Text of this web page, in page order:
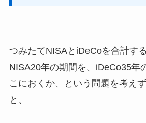
つみたてNISAとiDeCoを合計す
NISA20年の期間を、iDeCo35年
こにおくか、という問題を考え
と、